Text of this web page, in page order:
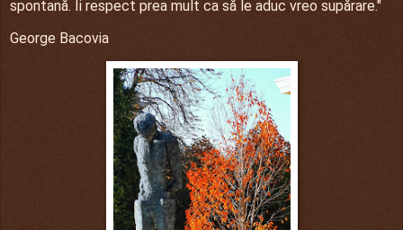
spontană. Îi respect prea mult ca să le aduc vreo supărare."
George Bacovia